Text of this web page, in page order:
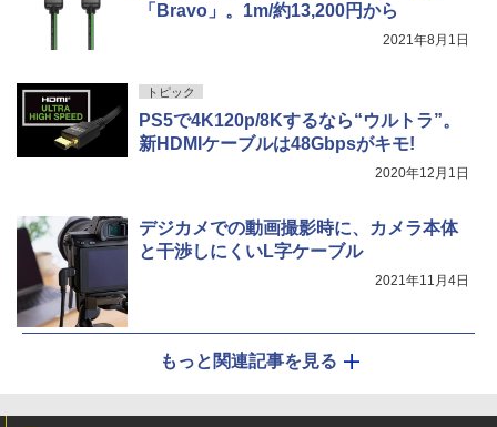
「Bravo」。1m/約13,200円から
2021年8月1日
トピック
PS5で4K120p/8Kするなら“ウルトラ”。
新HDMIケーブルは48Gbpsがキモ!
2020年12月1日
デジカメでの動画撮影時に、カメラ本体
と干渉しにくいL字ケーブル
2021年11月4日
もっと関連記事を見る